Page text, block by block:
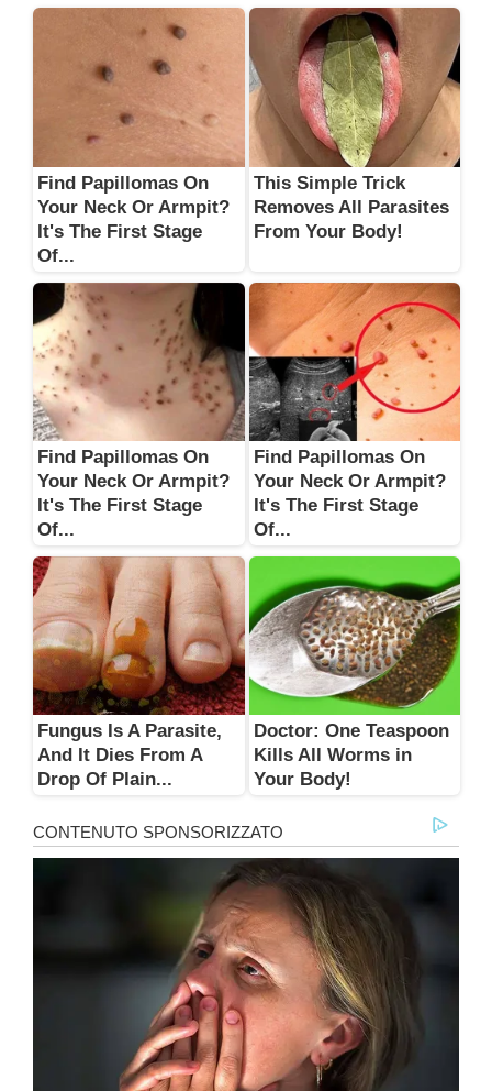
Find Papillomas On
Your Neck Or Armpit?
It's The First Stage
Of...
This Simple Trick
Removes All Parasites
From Your Body!
Find Papillomas On
Your Neck Or Armpit?
It's The First Stage
Of...
Find Papillomas On
Your Neck Or Armpit?
It's The First Stage
Of...
Fungus Is A Parasite,
And It Dies From A
Drop Of Plain...
Doctor: One Teaspoon
Kills All Worms in
Your Body!